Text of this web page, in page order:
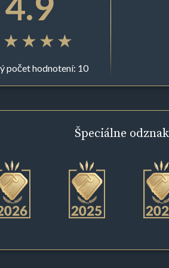
počet hodnotení: 10
Špeciálne